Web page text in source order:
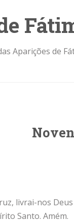
Aparições de
livrai-nos
Santo. Amém.